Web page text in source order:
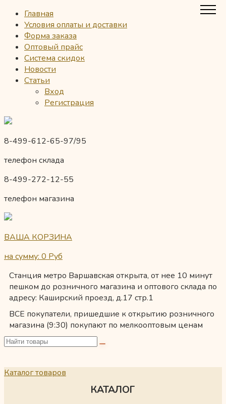
Главная
Условия оплаты и доставки
Форма заказа
Оптовый прайс
Система скидок
Новости
Статьи
Вход
Регистрация
8-499-612-65-97/95
телефон склада
8-499-272-12-55
телефон магазина
ВАША КОРЗИНА
на сумму: 0 Руб
Станция метро Варшавская открыта, от нее 10 минут
пешком до розничного магазина и оптового склада по
адресу: Каширский проезд, д.17 стр.1
ВСЕ покупатели, пришедшие к открытию розничного
магазина (9:30) покупают по мелкооптовым ценам
Каталог товаров
КАТАЛОГ